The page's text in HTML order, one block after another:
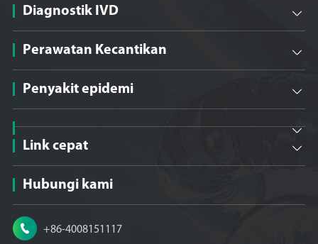
Diagnostik IVD 
Perawatan Kecantikan 
Penyakit epidemi 

Link cepat 
Hubungi kami
 +86-4008151117